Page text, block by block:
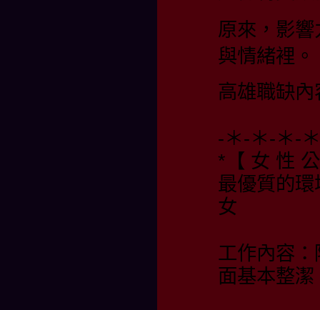
原來，影
與情緒裡。
高雄職缺內
-＊-＊-＊-
*【 女 性
最優質的
女
工作內容
面基本整潔